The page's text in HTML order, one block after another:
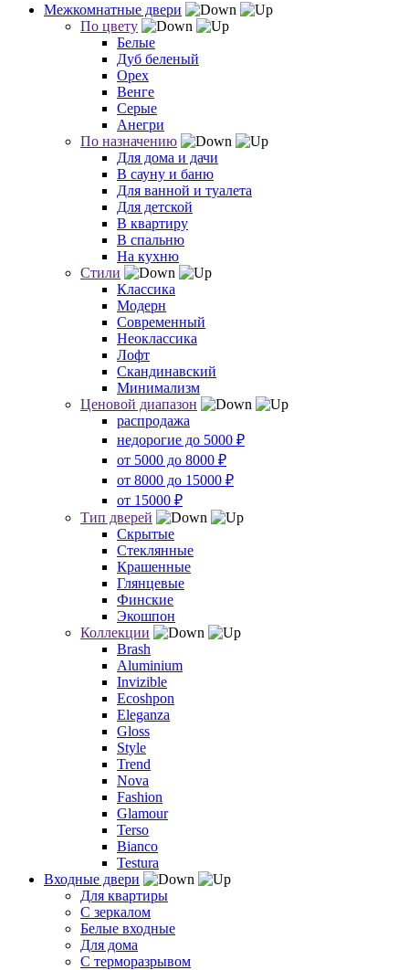
Межкомнатные двери
По цвету
Белые
Дуб беленый
Орех
Венге
Серые
Анегри
По назначению
Для дома и дачи
В сауну и баню
Для ванной и туалета
Для детской
В квартиру
В спальню
На кухню
Стили
Классика
Модерн
Современный
Неоклассика
Лофт
Скандинавский
Минимализм
Ценовой диапазон
распродажа
недорогие до 5000 ₽
от 5000 до 8000 ₽
от 8000 до 15000 ₽
от 15000 ₽
Тип дверей
Скрытые
Стеклянные
Крашенные
Глянцевые
Финские
Экошпон
Коллекции
Brash
Aluminium
Invizible
Ecoshpon
Eleganza
Gloss
Style
Trend
Nova
Fashion
Glamour
Terso
Bianco
Testura
Входные двери
Для квартиры
С зеркалом
Белые входные
Для дома
С терморазрывом